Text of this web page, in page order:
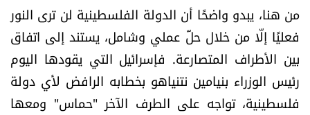
من هنا، يبدو واضحًا أن الدولة الفلسطينية لن ترى النور
فعليًا إلّا من خلال حلّ عملي وشامل، يستند إلى اتفاق
بين الأطراف المتصارعة. فإسرائيل التي يقودها اليوم
رئيس الوزراء بنيامين نتنياهو بخطابه الرافض لأي دولة
فلسطينية، تواجه على الطرف الآخر "حماس" ومعها